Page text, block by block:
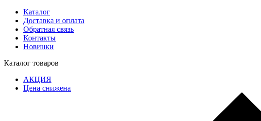
Каталог
Доставка и оплата
Обратная связь
Контакты
Новинки
Каталог товаров
АКЦИЯ
Цена снижена